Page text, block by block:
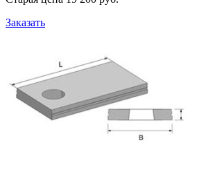
Заказать